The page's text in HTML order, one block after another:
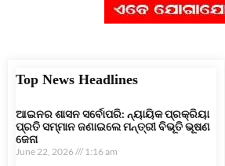
Top News Headlines
ଆଇନର ଶାସନ ସର୍ବୋପରି: ନ୍ୟାୟିକ ପ୍ରକ୍ରିୟା
ପ୍ରତି ସମ୍ମାନ ଜଣାଇଲେ ମନ୍ତ୍ରୀ ବିଭୂତି ଭୂଷଣ
ଜେନା
June 22, 2026 1:16 am